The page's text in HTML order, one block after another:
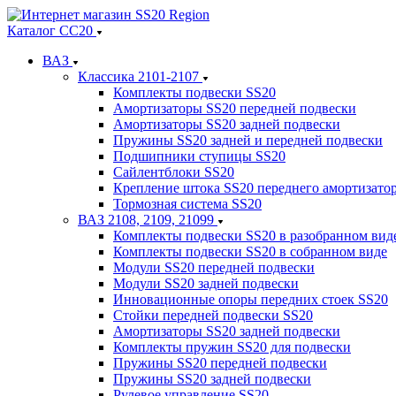
Каталог СС20
ВАЗ
Классика 2101-2107
Комплекты подвески SS20
Амортизаторы SS20 передней подвески
Амортизаторы SS20 задней подвески
Пружины SS20 задней и передней подвески
Подшипники ступицы SS20
Сайлентблоки SS20
Крепление штока SS20 переднего
Тормозная система SS20
ВАЗ 2108, 2109, 21099
Комплекты подвески SS20 в разобранном
Комплекты подвески SS20 в собранном виде
Модули SS20 передней подвески
Модули SS20 задней подвески
Инновационные опоры передних стоек SS20
Стойки передней подвески SS20
Амортизаторы SS20 задней подвески
Комплекты пружин SS20 для подвески
Пружины SS20 передней подвески
Пружины SS20 задней подвески